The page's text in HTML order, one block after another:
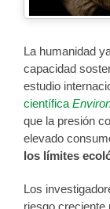
La humanidad
capacidad
estudio
científica
que la presión
elevado
los límites
Los
riesgo creciente